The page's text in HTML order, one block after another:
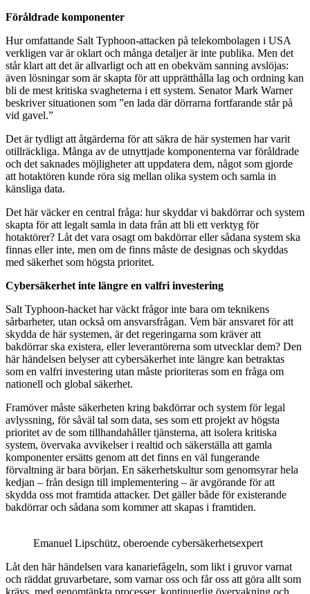
Föråldrade komponenter
Hur omfattande Salt Typhoon-attacken på telekombolagen i USA
verkligen var är oklart och många detaljer är inte publika. Men det
står klart att det är allvarligt och att en obekväm sanning avslöjas:
även lösningar som är skapta för att upprätthålla lag och ordning kan
bli de mest kritiska svagheterna i ett system. Senator Mark Warner
beskriver situationen som ”en lada där dörrarna fortfarande står på
vid gavel.”
Det är tydligt att åtgärderna för att säkra de här systemen har varit
otillräckliga. Många av de utnyttjade komponenterna var föråldrade
och det saknades möjligheter att uppdatera dem, något som gjorde
att hotaktören kunde röra sig mellan olika system och samla in
känsliga data.
Det här väcker en central fråga: hur skyddar vi bakdörrar och system
skapta för att legalt samla in data från att bli ett verktyg för
hotaktörer? Låt det vara osagt om bakdörrar eller sådana system ska
finnas eller inte, men om de finns måste de designas och skyddas
med säkerhet som högsta prioritet.
Cybersäkerhet inte längre en valfri investering
Salt Typhoon-hacket har väckt frågor inte bara om teknikens
sårbarheter, utan också om ansvarsfrågan. Vem bär ansvaret för att
skydda de här systemen, är det regeringarna som kräver att
bakdörrar ska existera, eller leverantörerna som utvecklar dem? Den
här händelsen belyser att cybersäkerhet inte längre kan betraktas
som en valfri investering utan måste prioriteras som en fråga om
nationell och global säkerhet.
Framöver måste säkerheten kring bakdörrar och system för legal
avlyssning, för såväl tal som data, ses som ett projekt av högsta
prioritet av de som tillhandahåller tjänsterna, att isolera kritiska
system, övervaka avvikelser i realtid och säkerställa att gamla
komponenter ersätts genom att det finns en väl fungerande
förvaltning är bara början. En säkerhetskultur som genomsyrar hela
kedjan – från design till implementering – är avgörande för att
skydda oss mot framtida attacker. Det gäller både för existerande
bakdörrar och sådana som kommer att skapas i framtiden.
Emanuel Lipschütz, oberoende cybersäkerhetsexpert
Låt den här händelsen vara kanariefågeln, som likt i gruvor varnat
och räddat gruvarbetare, som varnar oss och får oss att göra allt som
krävs, med genomtänkta processer, kontinuerlig övervakning och